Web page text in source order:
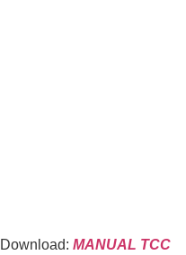
Download: MANUAL TCC